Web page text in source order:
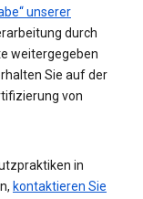
unserer
durch
weitergegeben
Sie auf der
von
in
kontaktieren Sie